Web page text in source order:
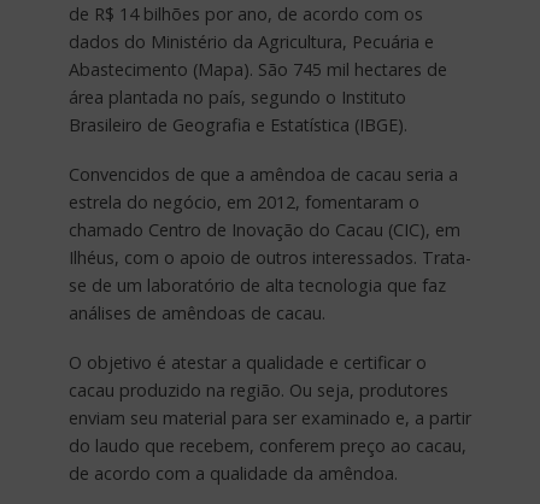
de R$ 14 bilhões por ano, de acordo com os
dados do Ministério da Agricultura, Pecuária e
Abastecimento (Mapa). São 745 mil hectares de
área plantada no país, segundo o Instituto
Brasileiro de Geografia e Estatística (IBGE).
Convencidos de que a amêndoa de cacau seria a
estrela do negócio, em 2012, fomentaram o
chamado Centro de Inovação do Cacau (CIC), em
Ilhéus, com o apoio de outros interessados. Trata-
se de um laboratório de alta tecnologia que faz
análises de amêndoas de cacau.
O objetivo é atestar a qualidade e certificar o
cacau produzido na região. Ou seja, produtores
enviam seu material para ser examinado e, a partir
do laudo que recebem, conferem preço ao cacau,
de acordo com a qualidade da amêndoa.